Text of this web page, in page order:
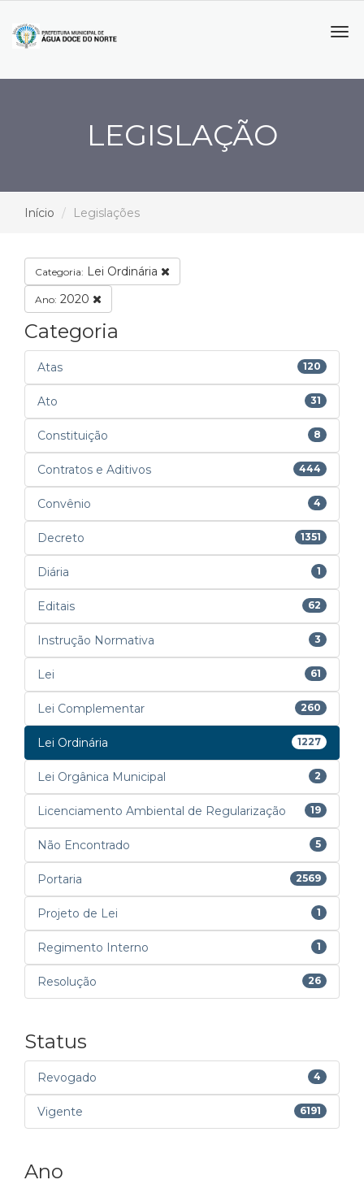
LEGISLAÇÃO
Início Legislações
Categoria: Lei Ordinária
Ano: 2020
Categoria
Atas 120
Ato 31
Constituição 8
Contratos e Aditivos 444
Convênio 4
Decreto 1351
Diária 1
Editais 62
Instrução Normativa 3
Lei 61
Lei Complementar 260
Lei Ordinária 1227
Lei Orgânica Municipal 2
Licenciamento Ambiental de Regularização 19
Não Encontrado 5
Portaria 2569
Projeto de Lei 1
Regimento Interno 1
Resolução 26
Status
Revogado 4
Vigente 6191
Ano